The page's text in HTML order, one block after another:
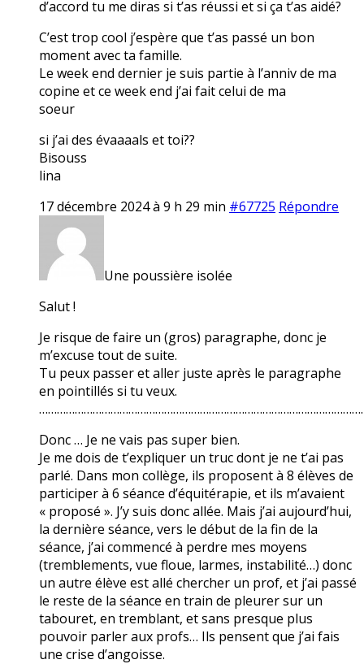
d’accord tu me diras si t’as réussi et si ça t’as aidé?
C’est trop cool j’espère que t’as passé un bon
moment avec ta famille.
Le week end dernier je suis partie à l’anniv de ma
copine et ce week end j’ai fait celui de ma
soeur
si j’ai des évaaaals et toi??
Bisouss
lina
17 décembre 2024 à 9 h 29 min #67725 Répondre
Une poussière isolée
Salut !
Je risque de faire un (gros) paragraphe, donc je
m’excuse tout de suite.
Tu peux passer et aller juste après le paragraphe
en pointillés si tu veux.
Donc … Je ne vais pas super bien.
Je me dois de t’expliquer un truc dont je ne t’ai pas
parlé. Dans mon collège, ils proposent à 8 élèves de
participer à 6 séance d’équitérapie, et ils m’avaient
« proposé ». J’y suis donc allée. Mais j’ai aujourd’hui,
la dernière séance, vers le début de la fin de la
séance, j’ai commencé à perdre mes moyens
(tremblements, vue floue, larmes, instabilité…) donc
un autre élève est allé chercher un prof, et j’ai passé
le reste de la séance en train de pleurer sur un
tabouret, en tremblant, et sans presque plus
pouvoir parler aux profs… Ils pensent que j’ai fais
une crise d’angoisse.